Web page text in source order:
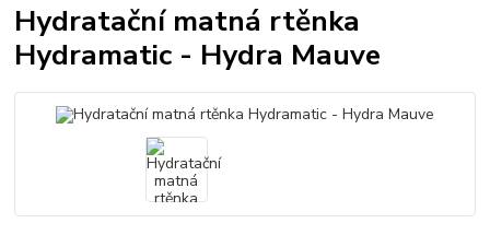
Hydratační matná rtěnka
Hydramatic - Hydra Mauve